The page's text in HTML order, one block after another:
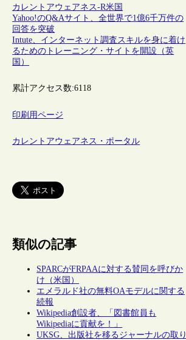
カレントアウェアネス-R米国
Yahoo!のQ&Aサイト、全世界で1億6千万件の
回答を突破
Intute、インターネット調査スキルを身に着け
るためのトレーニング・サイトを開設（英
国）
累計アクセス数:6118
印刷用ページ
カレントアウェアネス・ポータル
類似の記事
SPARCがFRPAAに対する賛同を呼びか
け（米国）
エメラルド社の無料OAモデルに関する
続報
Wikipedia創設者、「図書館員も
Wikipediaに貢献を！」
UKSG、出版社を移るジャーナルの取り